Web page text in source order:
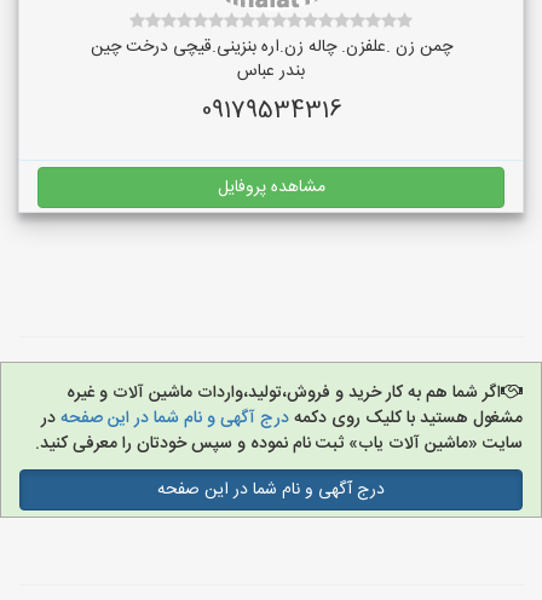
چمن زن .علفزن. چاله زن.اره بنزینی.قیچی درخت چین
بندر عباس
09179534316
مشاهده پروفایل
اگر شما هم به کار خرید و فروش،تولید،واردات ماشین آلات و غیره
مشغول هستید با کلیک روی دکمهدرج آگهی و نام شما در این صفحهدر
سایت «ماشین آلات یاب» ثبت نام نموده و سپس خودتان را معرفی کنید.
درج آگهی و نام شما در این صفحه